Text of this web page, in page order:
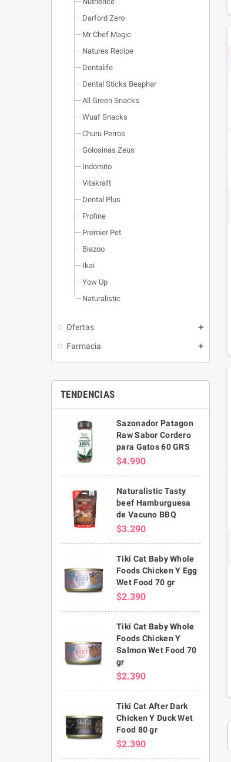
Darford Zero
Mr Chef Magic
Natures Recipe
Dentalife
Dental Sticks Beaphar
All Green Snacks
Wuaf Snacks
Churu Perros
Golosinas Zeus
Indomito
Vitakraft
Dental Plus
Profine
Premier Pet
Biazoo
Ikai
Yow Up
Naturalistic
Ofertas
Farmacia
TENDENCIAS
Sazonador Patagon
Raw Sabor Cordero
para Gatos 60 GRS
$4.990
Naturalistic Tasty
beef Hamburguesa
de Vacuno BBQ
$3.290
Tiki Cat Baby Whole
Foods Chicken Y Egg
Wet Food 70 gr
$2.390
Tiki Cat Baby Whole
Foods Chicken Y
Salmon Wet Food 70
gr
$2.390
Tiki Cat After Dark
Chicken Y Duck Wet
Food 80 gr
$2.390